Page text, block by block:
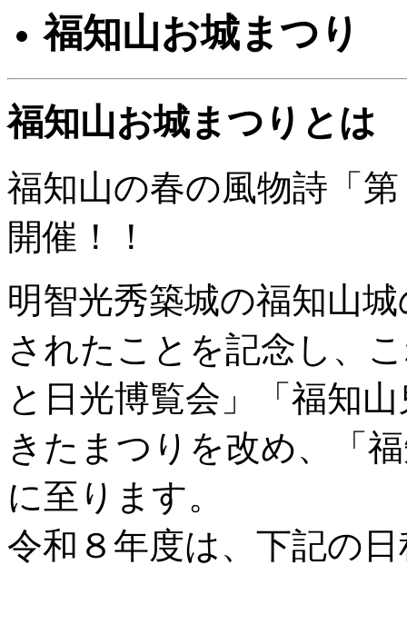
福知山お城まつり
福知山お城まつりとは
福知山の春の風物詩「
開催！！
明智光秀築城の福知山
されたことを記念し、
と日光博覧会」「福知
きたまつりを改め、「
に至ります。
令和８年度は、下記の